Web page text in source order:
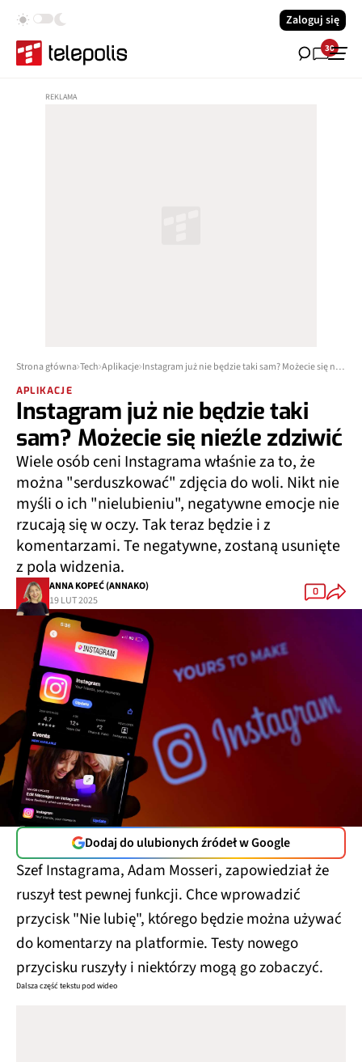
Zaloguj się
30
Strona główna Tech Aplikacje Instagram już nie będzie taki sam? Możecie się nieźle zdziwić
APLIKACJE
Instagram już nie będzie taki
sam? Możecie się nieźle zdziwić
Wiele osób ceni Instagrama właśnie za to, że
można "serduszkować" zdjęcia do woli. Nikt nie
myśli o ich "nielubieniu", negatywne emocje nie
rzucają się w oczy. Tak teraz będzie i z
komentarzami. Te negatywne, zostaną usunięte
z pola widzenia.
ANNA KOPEĆ (ANNAKO)
19 LUT 2025
0
Dodaj do ulubionych źródeł w Google
Szef Instagrama, Adam Mosseri, zapowiedział że
ruszył test pewnej funkcji. Chce wprowadzić
przycisk "Nie lubię", którego będzie można używać
do komentarzy na platformie. Testy nowego
przycisku ruszyły i niektórzy mogą go zobaczyć.
Dalsza część tekstu pod wideo